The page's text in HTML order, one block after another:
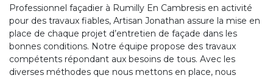
Professionnel façadier à Rumilly En Cambresis en activité
pour des travaux fiables, Artisan Jonathan assure la mise en
place de chaque projet d’entretien de façade dans les
bonnes conditions. Notre équipe propose des travaux
compétents répondant aux besoins de tous. Avec les
diverses méthodes que nous mettons en place, nous